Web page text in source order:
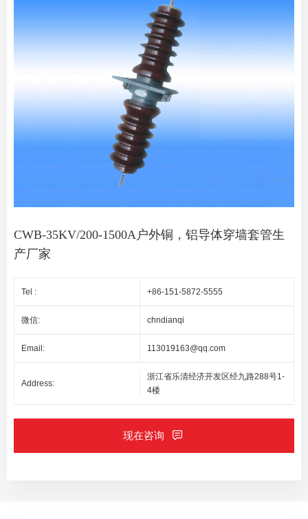
CWB-35KV/200-1500A户外铜，铝导体穿墙套管生
产厂家
Tel : +86-151-5872-5555
微信: chndianqi
Email: 113019163@qq.com
Address:
浙江省乐清经济开发区经九路288号1-
4楼
现在咨询